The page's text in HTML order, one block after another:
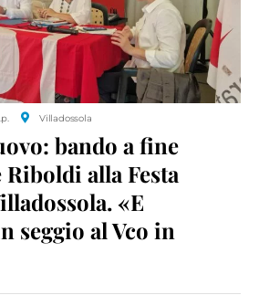
Villadossola
bando a fine
alla Festa
«E
seggio al Vco in